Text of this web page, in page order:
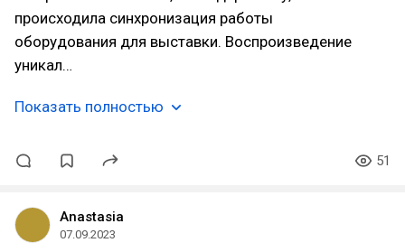
происходила синхронизация работы
оборудования для выставки. Воспроизведение
уникал…
Показать полностью
51
Anastasia
07.09.2023